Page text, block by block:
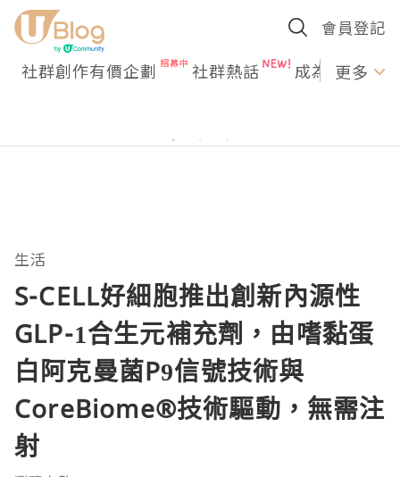
會員登記
社群創作有價企劃 社群熱話 成為U更多
生活
S-CELL好細胞推出創新內源性
GLP-1合生元補充劑，由嗜黏蛋
白阿克曼菌P9信號技術與
CoreBiome®技術驅動，無需注
射